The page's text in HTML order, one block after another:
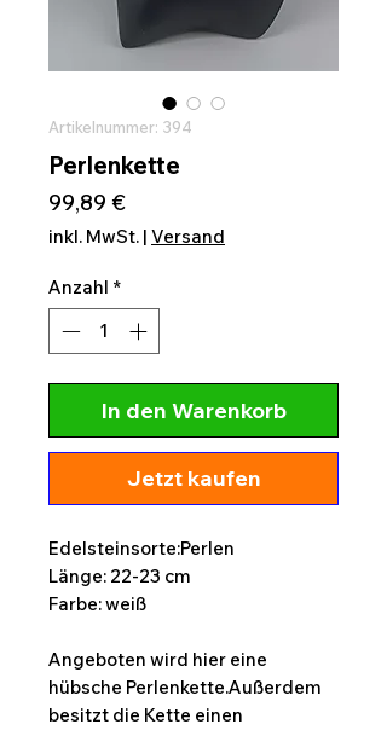
Artikelnummer: 394
Perlenkette
99,89 €Preis
inkl. MwSt. | Versand
Anzahl *
In den Warenkorb
Jetzt kaufen
Edelsteinsorte:Perlen
Länge: 22-23 cm
Farbe: weiß
Angeboten wird hier eine
hübsche Perlenkette.Außerdem
besitzt die Kette einen